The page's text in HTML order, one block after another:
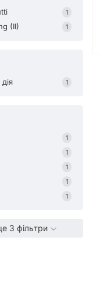
1
(II) 1
1
1
1
1
1
1
3 фільтри